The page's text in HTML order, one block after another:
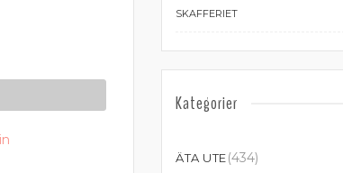
SKAFFERIET
Kategorier
ÄTA UTE(434)